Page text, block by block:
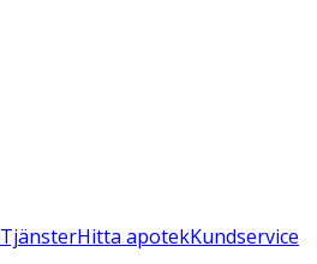
TjänsterHitta apotekKundservice